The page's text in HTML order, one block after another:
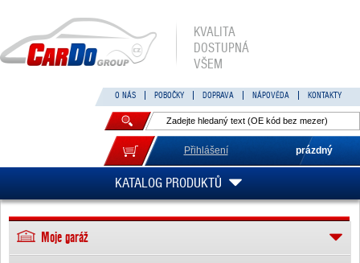
KVALITA
DOSTUPNÁ
VŠEM
O NÁS POBOČKY DOPRAVA NÁPOVĚDA KONTAKTY
Přihlášení prázdný
KATALOG PRODUKTŮ
Moje garáž